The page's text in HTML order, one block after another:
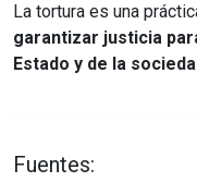
La tortura es una
garantizar justicia
Estado y de la
Fuentes: